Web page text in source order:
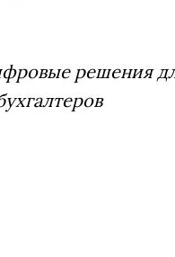
решения